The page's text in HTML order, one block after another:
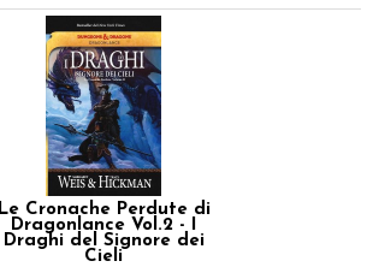
Le Cronache Perdute di
Dragonlance Vol.2 - I
Draghi del Signore dei
Cieli